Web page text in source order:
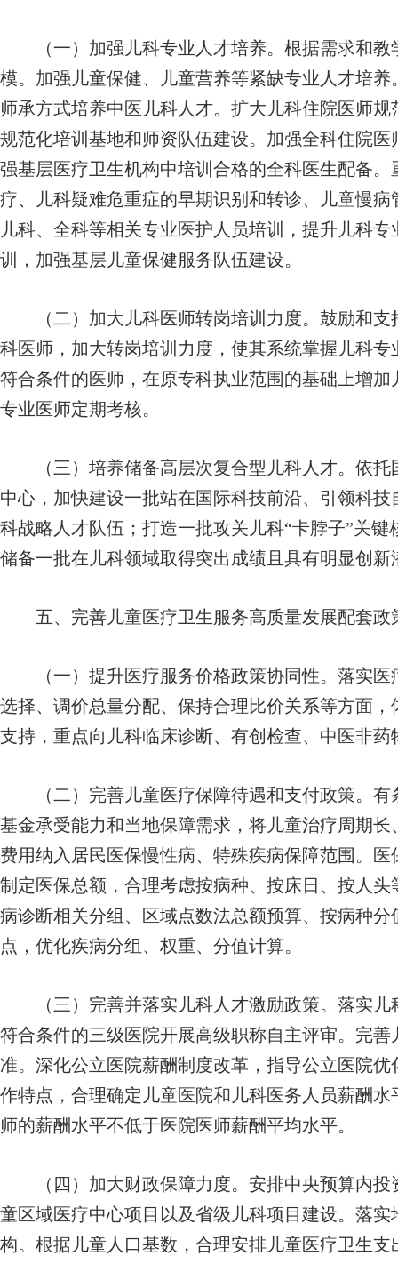
（一）加强儿科专业人才培养。根据需求和教
模。加强儿童保健、儿童营养等紧缺专业人才培
师承方式培养中医儿科人才。扩大儿科住院医师
规范化培训基地和师资队伍建设。加强全科住院
强基层医疗卫生机构中培训合格的全科医生配备
疗、儿科疑难危重症的早期识别和转诊、儿童慢
儿科、全科等相关专业医护人员培训，提升儿科
训，加强基层儿童保健服务队伍建设。
（二）加大儿科医师转岗培训力度。鼓励和支
科医师，加大转岗培训力度，使其系统掌握儿科
符合条件的医师，在原专科执业范围的基础上增
专业医师定期考核。
（三）培养储备高层次复合型儿科人才。依托
中心，加快建设一批站在国际科技前沿、引领科
科战略人才队伍；打造一批攻关儿科“卡脖子”关
储备一批在儿科领域取得突出成绩且具有明显创
五、完善儿童医疗卫生服务高质量发展配套政
（一）提升医疗服务价格政策协同性。落实医
选择、调价总量分配、保持合理比价关系等方面
支持，重点向儿科临床诊断、有创检查、中医非
（二）完善儿童医疗保障待遇和支付政策。有
基金承受能力和当地保障需求，将儿童治疗周期
费用纳入居民医保慢性病、特殊疾病保障范围。
制定医保总额，合理考虑按病种、按床日、按人
病诊断相关分组、区域点数法总额预算、按病种
点，优化疾病分组、权重、分值计算。
（三）完善并落实儿科人才激励政策。落实儿
符合条件的三级医院开展高级职称自主评审。完
准。深化公立医院薪酬制度改革，指导公立医院
作特点，合理确定儿童医院和儿科医务人员薪酬
师的薪酬水平不低于医院医师薪酬平均水平。
（四）加大财政保障力度。安排中央预算内投
童区域医疗中心项目以及省级儿科项目建设。落
构。根据儿童人口基数，合理安排儿童医疗卫生